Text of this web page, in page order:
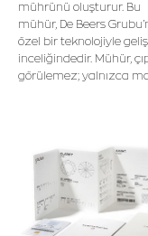
mührünü oluşturur. Bu
mühür, De Beers
özel bir teknolojiyle
inceliğindedir. Mühür,
görülemez; yalnızca